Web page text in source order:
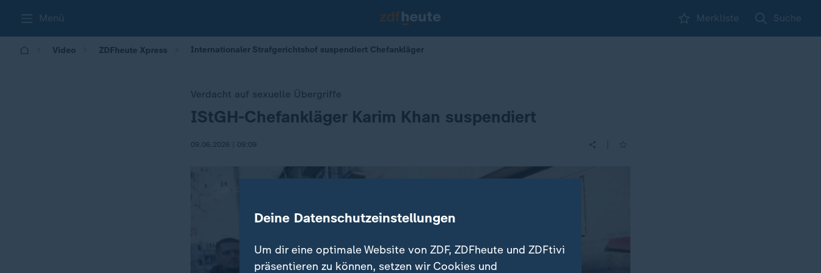
Menü Merkliste Suche
Video ZDFheute Xpress Internationaler Strafgerichtshof suspendiert Chefankläger
Verdacht auf sexuelle Übergriffe
:IStGH-Chefankläger Karim Khan suspendiert
09.06.2026 | 09:09
Deine Datenschutzeinstellungen
Um dir eine optimale Website von ZDF, ZDFheute und ZDFtivi
präsentieren zu können, setzen wir Cookies und